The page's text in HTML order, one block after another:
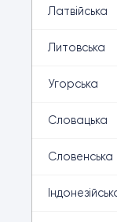
Латвійська
Литовська
Угорська
Словацька
Словенська